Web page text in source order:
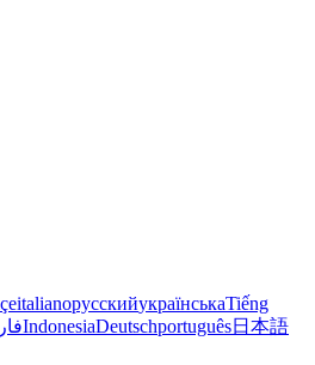
italianoрусскийукраїнськаTiếng
IndonesiaDeutschportuguês日本語